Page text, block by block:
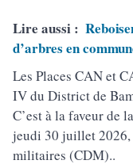
Lire aussi :
d’arbres en
Les Places CAN et
IV du District de
C’est à la faveur de
jeudi 30 juillet 2026,
militaires (CDM)..